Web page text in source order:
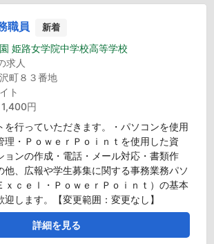
職員 新着
姫路女学院中学校高等学校
求人
町８３番地
ト
円
を行っていただきます。・パソコンを使用
理・ＰｏｗｅｒＰｏｉｎｔを使用した資
ョンの作成・電話・メール対応・書類作
他、広報や学生募集に関する事務業務パソ
ｘｃｅｌ・ＰｏｗｅｒＰｏｉｎｔ）の基本
します。【変更範囲：変更なし】
詳細を見る